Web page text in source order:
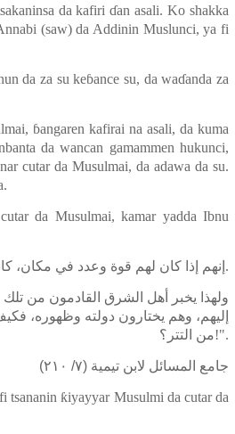
da kafiriɗan asali. Ko shakka
(saw) da Addinin Muslunci, ya fi
da za su keɓance su, da waɗanda za
ɓangaren kafirai na asali, da kuma
da wancan gamammen hukunci,
cutar da Musulmai, da adawa da su.
da Musulmai, kamar yadda Ibnu
إنهم إذا كان لهم قوة وعدد في مكان، .
ولهذا يخبر أهل الشرق القادمون من تلك
إليهم، وهم يختارون دولته وظهوره،
من التتر؟!".
جامع المسائل لابن تيمية (٧/ ٢١٠)
tsananin ƙiyayyar Musulmi da cutar da